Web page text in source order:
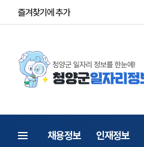
즐겨찾기에 추가
채용정보 인재정보